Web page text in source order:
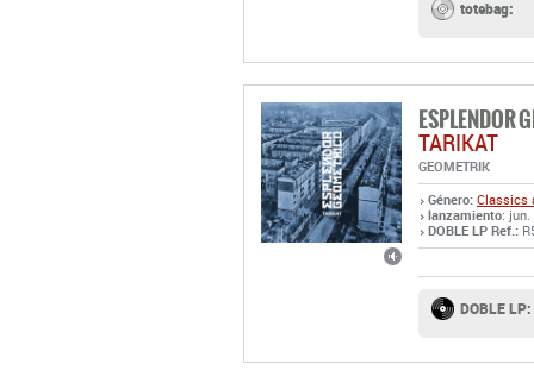
ESPLENDOR
GEOMETRIK
lanzamiento: jun.
DOBLE LP Ref.:
DOBLE LP:
ESPLENDOR
GEOMETRIK